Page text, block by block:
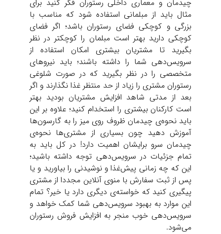
چیدمان و معماری داخلی رستوران فکر کنید برای
مثال باید از مبلمانی استفاده شود که مناسب با
بزرگی و کوچکی فضای رستوران باشد؛ اگر فضای
کوچکی دارید بهتر است مبلمان را کوچکتر در نظر
بگیرید تا مشتریان بیشتری امکان استفاده از
سرویس‌دهی شما را داشته باشند؛ باید نیروهای
متخصصی را در نظر بگیرید که در صورت شلوغی
رستوران مشتری را زیاد از حد منتظر غذا نگذارند و اگر
بعد از مدتی شاهد افزایش مشتریان بودید بهتر
است کارکنان بیشتری را استخدام کنید؛ علاوه بر این
باید نحوه‌ی چیدمان ظروف روی میز را به گارسون‌ها
آموزش دهید چون بسیاری از مشتری‌ها نحوه‌ی
چیدمان سرو برایشان اهمیت دارد! در کل باید به
تمام جزئیات در سرویس‌دهی توجه داشته باشید؛
این که چه زمانی پیش‌غذا و نوشیدنی را بیاورید و یا
پس از ثبت سفارش با منوی آنلاین مجددا از مشتری
پیگیری کنید که خواسته‌ي دیگری دارد یا خیر؟ تمام
این موارد به بهبود سرویس‌دهی شما کمک خواهد و
سرویس‌دهی خوب منجر به افزایش فروش رستوران
می‌شود.